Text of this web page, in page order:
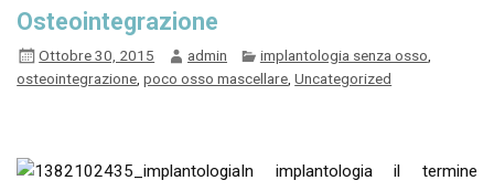
Osteointegrazione
Ottobre 30, 2015 admin implantologia senza osso
osteointegrazione,poco osso mascellare,Uncategorized
In implantologia il termine